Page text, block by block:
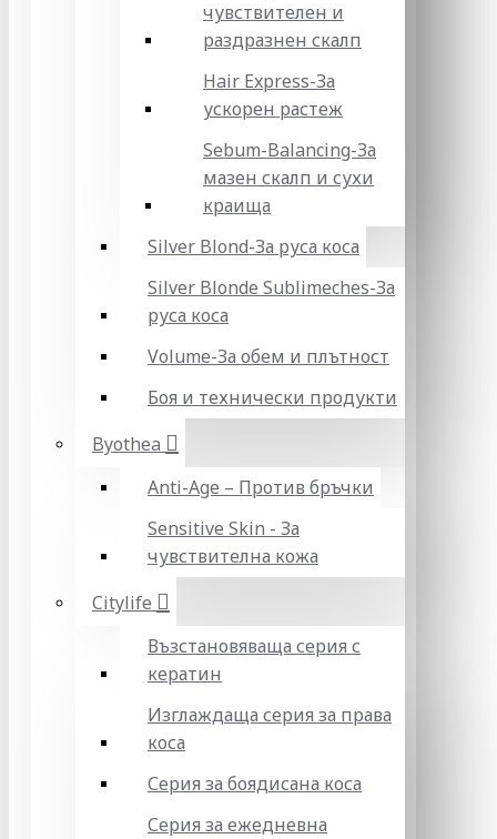
чувствителен и
раздразнен скалп
Hair Express-За
ускорен растеж
Sebum-Balancing-За
мазен скалп и сухи
краища
Silver Blond-За руса коса
Silver Blonde Sublіmeches-За
руса коса
Volume-За обем и плътност
Боя и технически продукти
Byothea
Anti-Age – Против бръчки
Sensitive Skin - За
чувствителна кожа
Citylife
Възстановяваща серия с
кератин
Изглаждаща серия за права
коса
Серия за боядисана коса
Серия за ежедневна